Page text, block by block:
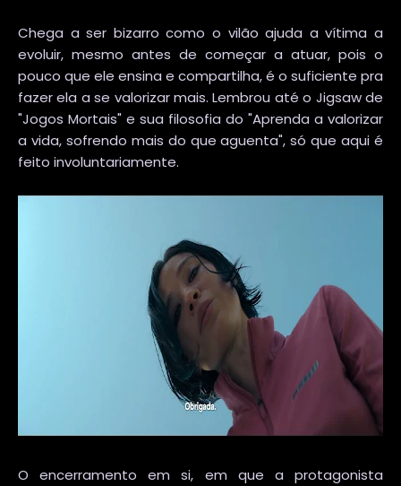
Chega a ser bizarro como o vilão ajuda a vítima a
evoluir, mesmo antes de começar a atuar, pois o
pouco que ele ensina e compartilha, é o suficiente pra
fazer ela a se valorizar mais. Lembrou até o Jigsaw de
"Jogos Mortais" e sua filosofia do "Aprenda a valorizar
a vida, sofrendo mais do que aguenta", só que aqui é
feito involuntariamente.
O encerramento em si, em que a protagonista